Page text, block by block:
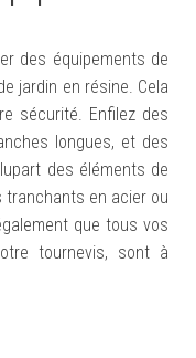
des équipements de
jardin en résine. Cela
sécurité. Enfilez des
longues, et des
des éléments de
tranchants en acier ou
que tous vos
tournevis, sont à